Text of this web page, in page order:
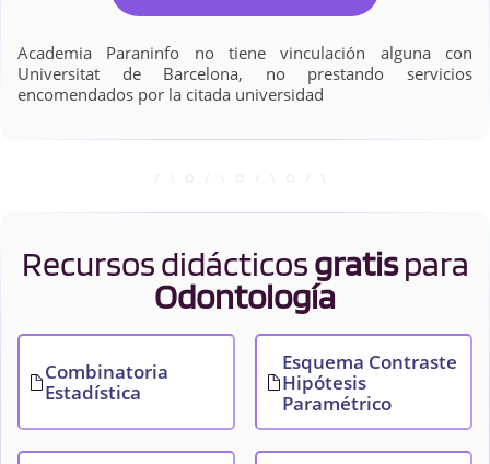
Academia Paraninfo no tiene vinculación alguna con
Universitat de Barcelona, no prestando servicios
encomendados por la citada universidad
Recursos didácticosgratispara
Odontología
Combinatoria
Estadística
Esquema Contraste
Hipótesis
Paramétrico